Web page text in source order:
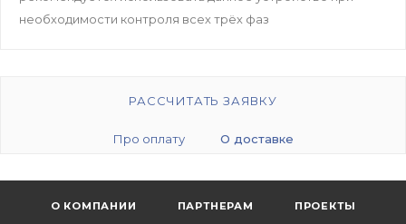
необходимости контроля всех трёх фаз
РАССЧИТАТЬ ЗАЯВКУ
Про оплату О доставке
О КОМПАНИИ ПАРТНЕРАМ ПРОЕКТЫ